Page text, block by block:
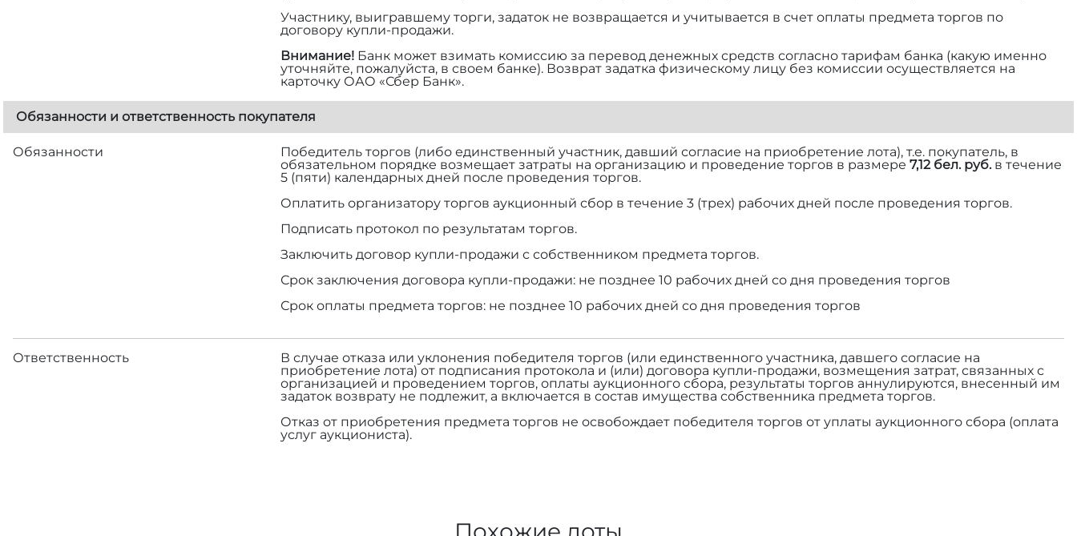
Участнику, выигравшему торги, задаток не возвращается и учитывается в счет оплаты предмета торгов по
договору купли-продажи.
Внимание! Банк может взимать комиссию за перевод денежных средств согласно тарифам банка (какую именно
уточняйте, пожалуйста, в своем банке). Возврат задатка физическому лицу без комиссии осуществляется на
карточку ОАО «Сбер Банк».
Обязанности и ответственность покупателя
Обязанности
Победитель торгов (либо единственный участник, давший согласие на приобретение лота), т.е. покупатель, в
обязательном порядке возмещает затраты на организацию и проведение торгов в размере 7,12 бел. руб.в течение
5 (пяти) календарных дней после проведения торгов.
Оплатить организатору торгов аукционный сбор в течение 3 (трех) рабочих дней после проведения торгов.
Подписать протокол по результатам торгов.
Заключить договор купли-продажи с собственником предмета торгов.
Срок заключения договора купли-продажи: не позднее 10 рабочих дней со дня проведения торгов
Срок оплаты предмета торгов: не позднее 10 рабочих дней со дня проведения торгов
Ответственность
В случае отказа или уклонения победителя торгов (или единственного участника, давшего согласие на
приобретение лота) от подписания протокола и (или) договора купли-продажи, возмещения затрат, связанных с
организацией и проведением торгов, оплаты аукционного сбора, результаты торгов аннулируются, внесенный им
задаток возврату не подлежит, а включается в состав имущества собственника предмета торгов.
Отказ от приобретения предмета торгов не освобождает победителя торгов от уплаты аукционного сбора (оплата
услуг аукциониста).